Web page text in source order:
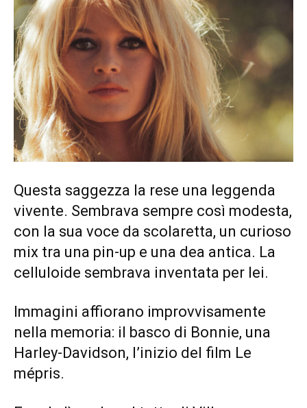
Questa saggezza la rese una leggenda
vivente. Sembrava sempre così modesta,
con la sua voce da scolaretta, un curioso
mix tra una pin-up e una dea antica. La
celluloide sembrava inventata per lei.
Immagini affiorano improvvisamente
nella memoria: il basco di Bonnie, una
Harley-Davidson, l’inizio del film Le
mépris.